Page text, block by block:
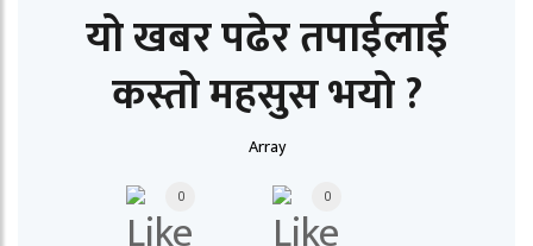
यो खबर पढेर तपाईलाई
कस्तो महसुस भयो ?
Array
0 0